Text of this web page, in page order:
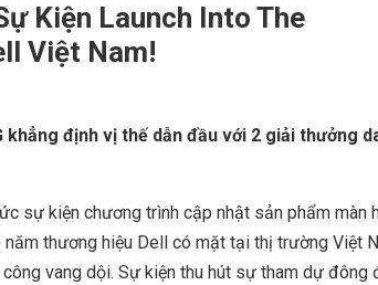
Kiện Launch Into The
Việt Nam!
định vị thế dẫn đầu với 2 giải thưởng
sự kiện chương trình cập nhật sản phẩm màn
thương hiệu Dell có mặt tại thị trường Việt
vang dội. Sự kiện thu hút sự tham dự đông